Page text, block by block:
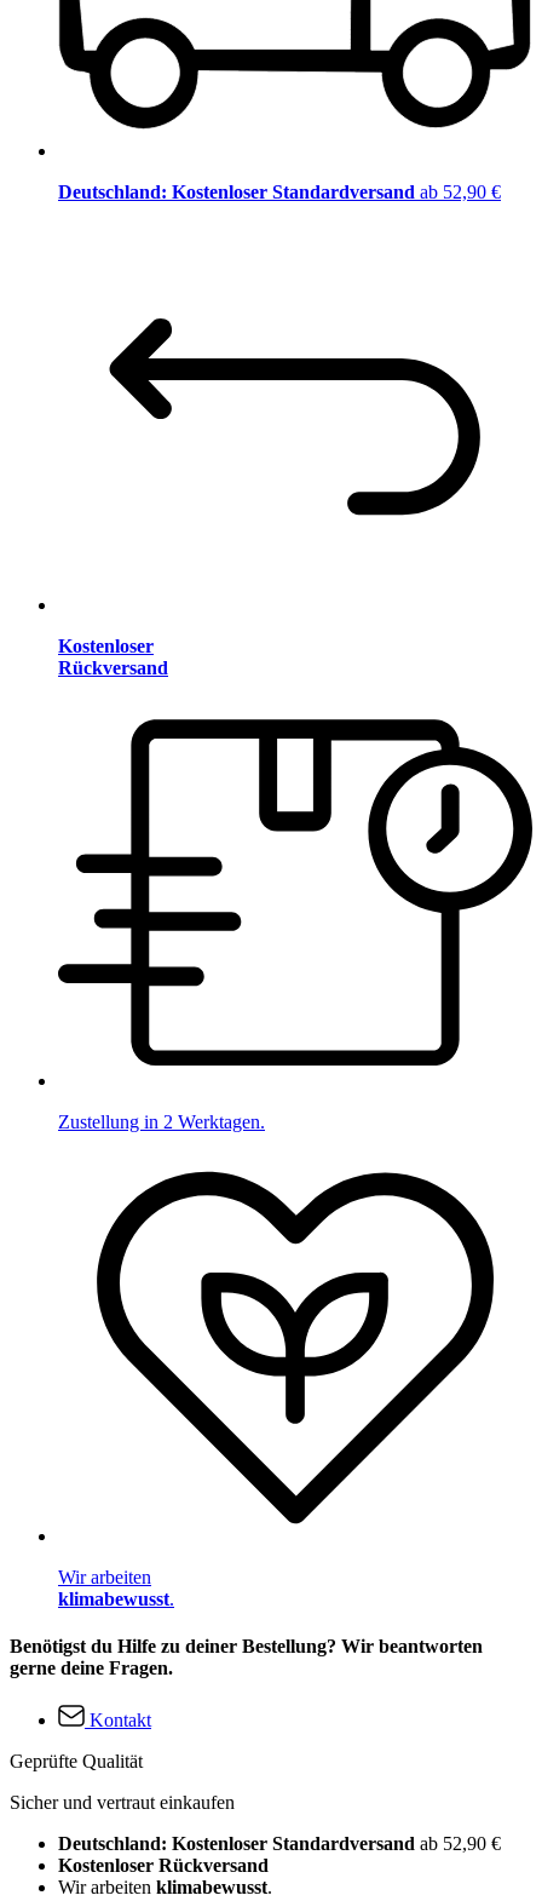
Deutschland: Kostenloser Standardversand ab 52,90 €
Kostenloser
Rückversand
Zustellung in 2 Werktagen.
Wir arbeiten
klimabewusst.
Benötigst du Hilfe zu deiner Bestellung? Wir beantworten
gerne deine Fragen.
Kontakt
Geprüfte Qualität
Sicher und vertraut einkaufen
Deutschland: Kostenloser Standardversand ab 52,90 €
Kostenloser Rückversand
Wir arbeiten klimabewusst.